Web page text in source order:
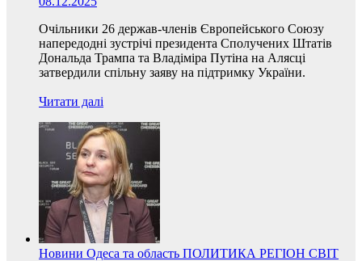
Очільники 26 держав-членів Європейського Союзу
напередодні зустрічі президента Сполучених Штатів
Дональда Трампа та Владіміра Путіна на Алясці
затвердили спільну заяву на підтримку України.
Читати далі
Новини Одеса та область ПОЛИТИКА РЕГІОН СВІТ